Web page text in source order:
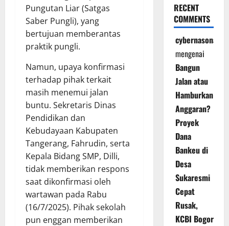
Pungutan Liar (Satgas
Saber Pungli), yang
bertujuan memberantas
praktik pungli.
Namun, upaya konfirmasi
terhadap pihak terkait
masih menemui jalan
buntu. Sekretaris Dinas
Pendidikan dan
Kebudayaan Kabupaten
Tangerang, Fahrudin, serta
Kepala Bidang SMP, Dilli,
tidak memberikan respons
saat dikonfirmasi oleh
wartawan pada Rabu
(16/7/2025). Pihak sekolah
pun enggan memberikan
RECENT
COMMENTS
cybernasonal
mengenai
Bangun
Jalan atau
Hamburkan
Anggaran?
Proyek
Dana
Bankeu di
Desa
Sukaresmi
Cepat
Rusak,
KCBI Bogor